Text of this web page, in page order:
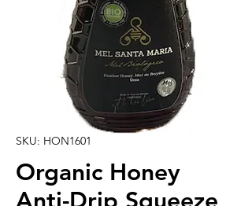
SKU: HON1601
Organic Honey